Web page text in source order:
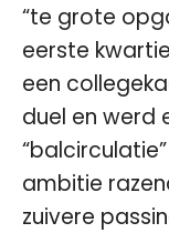
“te grote
eerste
een
duel en werd
ambitie
zuivere